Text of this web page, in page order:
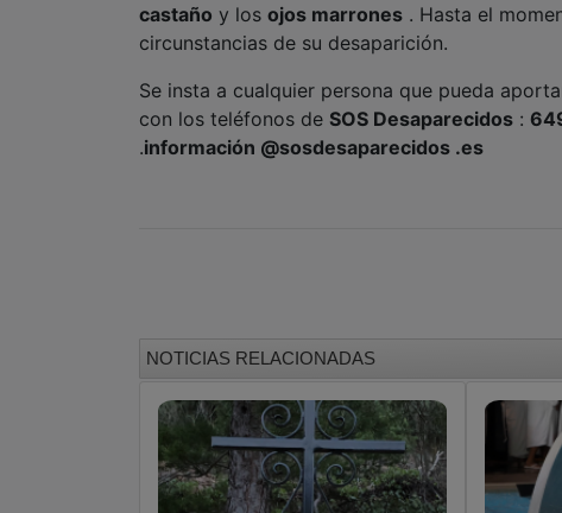
castaño y los ojos marrones . Hasta el
circunstancias de su desaparición.
Se insta a cualquier persona que pueda
con los teléfonos de SOS Desaparecidos :
.información @sosdesaparecidos .es
NOTICIAS RELACIONADAS